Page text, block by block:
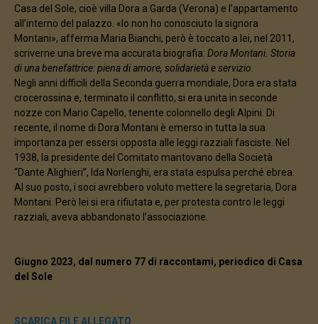
Casa del Sole, cioè villa Dora a Garda (Verona) e l’appartamento
all’interno del palazzo. «Io non ho conosciuto la signora
Montani», afferma Maria Bianchi, però è toccato a lei, nel 2011,
scriverne una breve ma accurata biografia: Dora Montani. Storia
di una benefattrice: piena di amore, solidarietà e servizio
Negli anni difficili della Seconda guerra mondiale, Dora era stata
crocerossina e, terminato il conflitto, si era unita in seconde
nozze con Mario Capello, tenente colonnello degli Alpini. Di
recente, il nome di Dora Montani è emerso in tutta la sua
importanza per essersi opposta alle leggi razziali fasciste. Nel
1938, la presidente del Comitato mantovano della Società
“Dante Alighieri”, Ida Norlenghi, era stata espulsa perché ebrea.
Al suo posto, i soci avrebbero voluto mettere la segretaria, Dora
Montani. Però lei si era rifiutata e, per protesta contro le leggi
razziali, aveva abbandonato l’associazione.
Giugno 2023, dal numero 77 di raccontami, periodico di Casa
del Sole
SCARICA FILE ALLEGATO